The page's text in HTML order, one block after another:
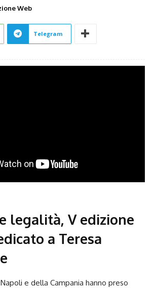
Web
Telegram
legalità, V edizione
a Teresa
e della Campania hanno preso